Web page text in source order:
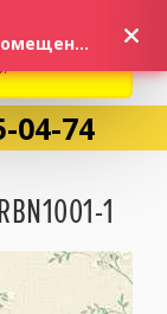
04-74
1
«Идеальные обои для любого помещения!»